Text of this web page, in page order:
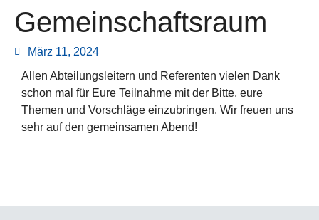
Gemeinschaftsraum
März 11, 2024
Allen Abteilungsleitern und Referenten vielen Dank
schon mal für Eure Teilnahme mit der Bitte, eure
Themen und Vorschläge einzubringen. Wir freuen uns
sehr auf den gemeinsamen Abend!